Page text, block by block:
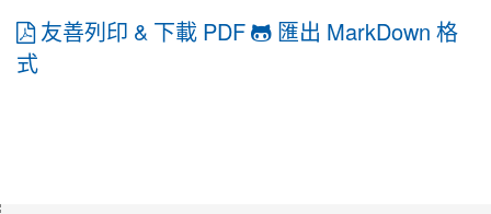
友善列印 & 下載 PDF
匯出 MarkDown 格
式